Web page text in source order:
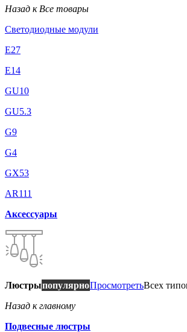
Назад к Все товары
Светодиодные модули
E27
E14
GU10
GU5.3
G9
G4
GX53
AR111
Аксессуары
ЛюстрыпопулярноПросмотретьВсех
Назад к главному
Подвесные люстры